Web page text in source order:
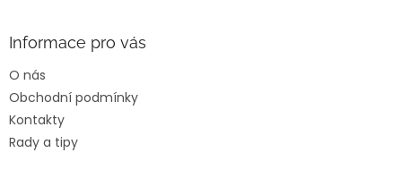
Informace pro vás
O nás
Obchodní podmínky
Kontakty
Rady a tipy